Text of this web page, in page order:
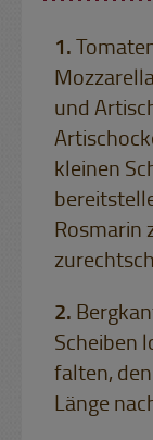
und
kleinen
Rosmarin
Scheiben
falten,
Länge